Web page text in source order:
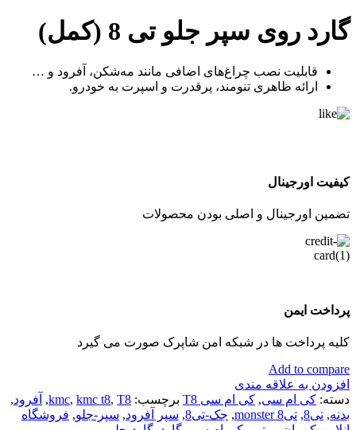
گارد روی سپر جلو تی 8 (کمل)
قابلیت نصب چراغ‌های اضافی مانند مه‌شکن، آفرود و …
ارائه ظاهری تنومند، پرقدرت و اسپرت به خودرو.
کیفیت اورجینال
تضمین اورجینال و اصلی بودن محصولات
پرداخت ایمن
کلیه پرداخت ها در شبکه امن شاپرک صورت می گیرد
Add to compare
افزودن به علاقه مندی
دسته: کی ام سی, کی ام سی T8 برچسب: kmc, kmc t8, T8
, آفرود,
بدنه, تی8 , تی8 monster , جک-تی8 , سپر آفرود, سپر-جلو, فروشگاه